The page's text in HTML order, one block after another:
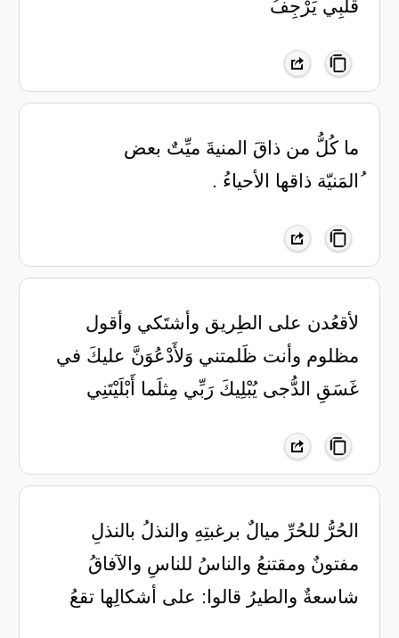
قَلْبِي يَرْجِفُ
ما كُلُّ من ذاقَ المنيةَ ميِّتٌ بعض
ُالمَنيّة ذاقها الأحياءُ .
لأقعُدن على الطِريق وأشتَكي وأقول
مظلوم وأنت ظَلمتني وَلأَدْعُوَنَّ عليكَ في
غَسَقِ الدُّجى يُبْلِيكَ رَبِّي مِثلَما أَبْلَيْتَنِي
الحُرُّ للحُرِّ ميالٌ برغبتِهِ والنذلُ بالنذلِ
مفتونٌ ومقتنعُ والناسُ للناسِ والآفاقُ
شاسعةٌ والطيرُ قالوا: على أشكالِها تقعُ